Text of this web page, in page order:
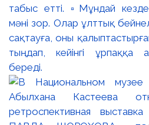
табыс етті. ▫️Мұндай
мәні зор. Олар ұлттық
сақтауға, оны
тыңдап, кейінгі ұрпаққа
береді.